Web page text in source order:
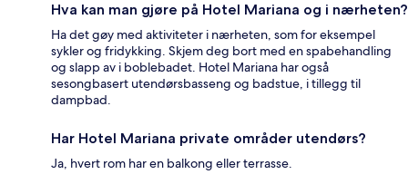
Hva kan man gjøre på Hotel Mariana og i nærheten?
Ha det gøy med aktiviteter i nærheten, som for eksempel
sykler og fridykking. Skjem deg bort med en spabehandling
og slapp av i boblebadet. Hotel Mariana har også
sesongbasert utendørsbasseng og badstue, i tillegg til
dampbad.
Har Hotel Mariana private områder utendørs?
Ja, hvert rom har en balkong eller terrasse.